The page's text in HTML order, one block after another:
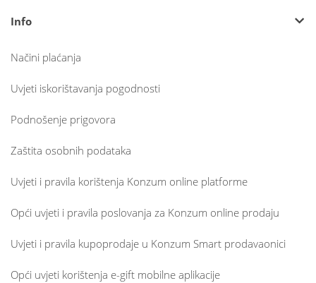
Info
Načini plaćanja
Uvjeti iskorištavanja pogodnosti
Podnošenje prigovora
Zaštita osobnih podataka
Uvjeti i pravila korištenja Konzum online platforme
Opći uvjeti i pravila poslovanja za Konzum online prodaju
Uvjeti i pravila kupoprodaje u Konzum Smart prodavaonici
Opći uvjeti korištenja e-gift mobilne aplikacije